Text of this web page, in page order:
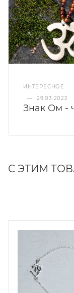
ИНТЕРЕСНОЕ
—
29.03.2022
Знак Ом -
С ЭТИМ